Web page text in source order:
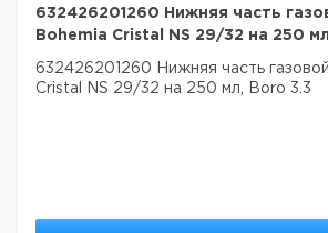
632426201260 Нижняя часть
Bohemia Cristal NS 29/32 на 250
632426201260 Нижняя часть
Cristal NS 29/32 на 250 мл, Boro 3.3